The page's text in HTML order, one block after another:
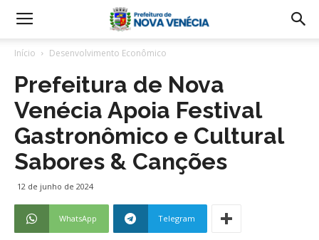
Início Desenvolvimento Econômico
Prefeitura de Nova
Venécia Apoia Festival
Gastronômico e Cultural
Sabores & Canções
12 de junho de 2024
WhatsApp Telegram